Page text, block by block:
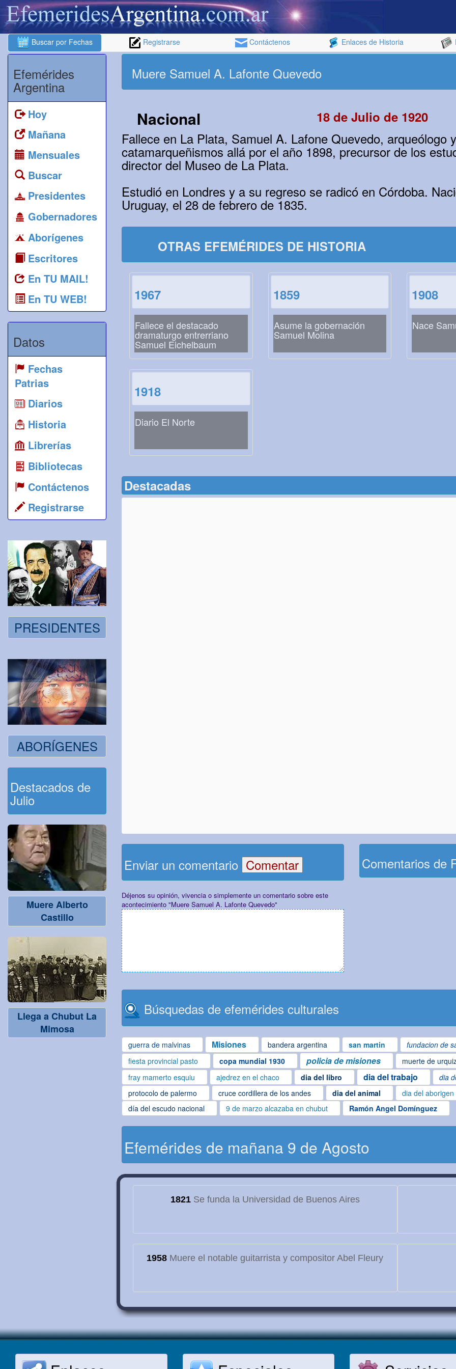
Buscar por Fechas Registrarse Contáctenos Enlaces de Historia
Efemérides
Argentina
Hoy
Mañana
Mensuales
Buscar
Presidentes
Gobernadores
Aborígenes
Escritores
En TU MAIL!
En TU WEB!
Datos
Fechas
Patrias
Diarios
Historia
Librerías
Bibliotecas
Contáctenos
Registrarse
PRESIDENTES
ABORÍGENES
Destacados de
Julio
Muere Alberto
Castillo
Llega a Chubut La
Mimosa
Muere Samuel A. Lafonte Quevedo
Nacional 18 de Julio de 1920
Fallece en La Plata, Samuel A. Lafone Quevedo, arqueólogo
catamarqueñismos allá por el año 1898, precursor de los
director del Museo de La Plata.
Estudió en Londres y a su regreso se radicó en Córdoba.
Uruguay, el 28 de febrero de 1835.
OTRAS EFEMÉRIDES DE HISTORIA
1967
Fallece el destacado
dramaturgo entrerriano
Samuel Eichelbaum
1859
Asume la gobernación
Samuel Molina
1908
Nace
1918
Diario El Norte
Destacadas
Enviar un comentario
Déjenos su opinión, vivencia o simplemente un comentario sobre este
acontecimiento "Muere Samuel A. Lafonte Quevedo"
Comentarios de
Búsquedas de efemérides culturales
guerra de malvinas Misiones bandera argentina san martin fundacion de
fiesta provincial pasto
copa mundial 1930 policia de misiones muerte de
fray mamerto esquiu
ajedrez en el chaco dia del libro dia del trabajo dia
protocolo de palermo cruce cordillera de los andes dia del animal dia del aborigen
día del escudo nacional
9 de marzo alcazaba en chubut Ramón Angel Domínguez
Efemérides de mañana 9 de Agosto
1821Se funda la Universidad de Buenos Aires
1958 Muere el notable guitarrista y compositor Abel Fleury